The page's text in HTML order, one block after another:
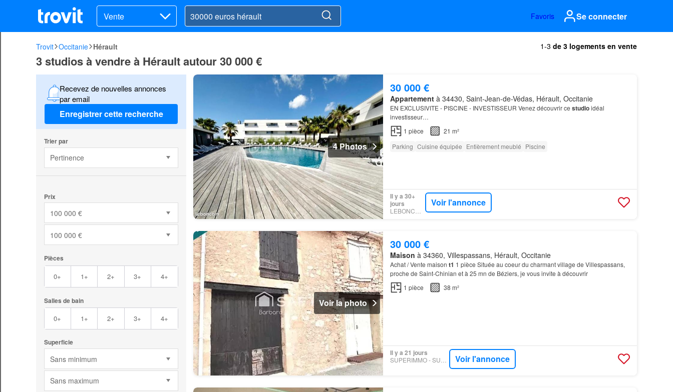
Vente Favoris Se connecter
Trovit Occitanie Hérault 1-3 de 3 logements en vente
3 studios à vendre à Hérault autour 30 000 €
Recevez de nouvelles annonces
par email
Enregistrer cette recherche
Trier par
Pertinence
Prix
100 000 €
100 000 €
Pièces
0+ 1+ 2+ 3+ 4+
Salles de bain
0+ 1+ 2+ 3+ 4+
Superficie
Sans minimum
Sans maximum
4 Photos
30 000 €
Appartementà 34430, Saint-Jean-de-Védas, Hérault, Occitanie
EN EXCLUSIVITE - PISCINE - INVESTISSEUR Venez découvrir ce studioidéal
investisseur…
1 pièce
21 m²
Parking Cuisine équipée Entièrement meublé Piscine
Il y a 30+
jours
LEBONCOIN
Voir l'annonce
Voir la photo
30 000 €
Maison à 34360, Villespassans, Hérault, Occitanie
Achat / Vente maison t1 1 pièce Située au coeur du charmant village de Villespassans,
proche de Saint-Chinian et à 25 mn de Béziers, je vous invite à découvrir
1 pièce 38 m²
Il y a 21 jours
SUPERIMMO - SUPERIMMO Voir l'annonce